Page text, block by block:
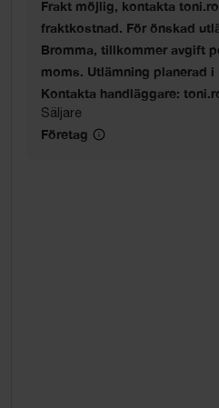
Frakt möjlig, kontakta
fraktkostnad. För önskad
Bromma, tillkommer avgift
moms. Utlämning planerad i
Kontakta handläggare:
Säljare
Företag